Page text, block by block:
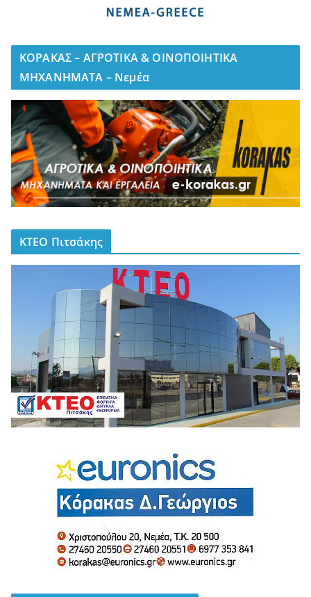
ΚΟΡΑΚΑΣ – ΑΓΡΟΤΙΚΑ & ΟΙΝΟΠΟΙΗΤΙΚΑ
ΜΗΧΑΝΗΜΑΤΑ – Νεμέα
ΚΤΕΟ Πιτσάκης